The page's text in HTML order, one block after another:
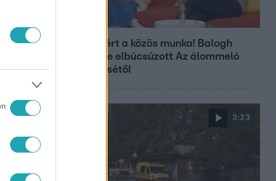
Véget ért a közös munka! Balogh
Levente elbúcsúzott Az álommeló
győztesétől
3:23